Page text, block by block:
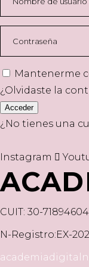
Mantenerme
¿Olvidaste la
Acceder
¿No tienes una
Instagram
CUIT: 30-
N-Registro:EX-